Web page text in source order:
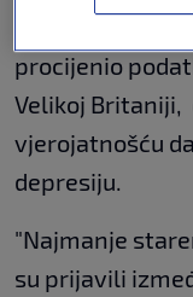
procijenio
Velikoj Britaniji,
vjerojatnošću
depresiju.
"Najmanje
su prijavili